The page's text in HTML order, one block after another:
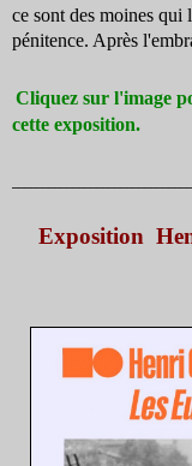
ce sont des moines
pénitence. Après
Cliquez sur l'image
cette exposition.
Exposition